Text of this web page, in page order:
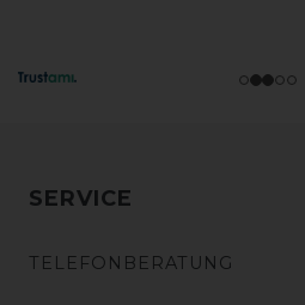
SERVICE
TELEFONBERATUNG